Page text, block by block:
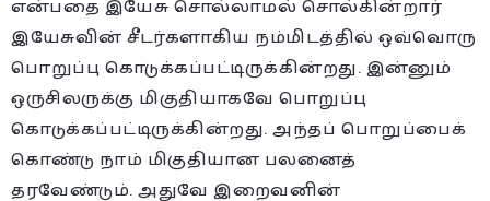
என்பதை இயேசு சொல்லாமல் சொல்கின்றார்
இயேசுவின் சீடர்களாகிய நம்மிடத்தில் ஒவ்வொரு
பொறுப்பு கொடுக்கப்பட்டிருக்கின்றது. இன்னும்
ஒருசிலருக்கு மிகுதியாகவே பொறுப்பு
கொடுக்கப்பட்டிருக்கின்றது. அந்தப் பொறுப்பைக்
கொண்டு நாம் மிகுதியான பலனைத்
தரவேண்டும். அதுவே இறைவனின்